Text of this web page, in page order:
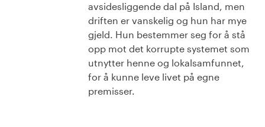
avsidesliggende dal på Island, men
driften er vanskelig og hun har mye
gjeld. Hun bestemmer seg for å stå
opp mot det korrupte systemet som
utnytter henne og lokalsamfunnet,
for å kunne leve livet på egne
premisser.